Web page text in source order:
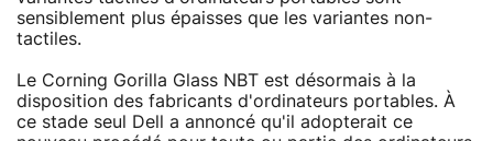
sensiblement plus épaisses que les variantes non-
tactiles.
Le Corning Gorilla Glass NBT est désormais à la
disposition des fabricants d'ordinateurs portables. À
ce stade seul Dell a annoncé qu'il adopterait ce